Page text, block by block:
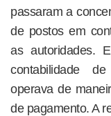
passaram a
de postos em
as autoridades.
contabilidade
operava de
de pagamento. A